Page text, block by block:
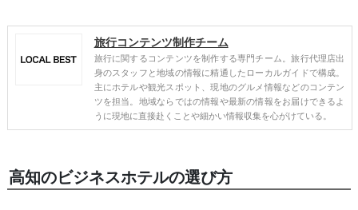
旅行コンテンツ制作チーム
旅行に関するコンテンツを制作する専門チーム。旅行代理店出
身のスタッフと地域の情報に精通したローカルガイドで構成。
主にホテルや観光スポット、現地のグルメ情報などのコンテン
ツを担当。地域ならではの情報や最新の情報をお届けできるよ
うに現地に直接赴くことや細かい情報収集を心がけている。
高知のビジネスホテルの選び方